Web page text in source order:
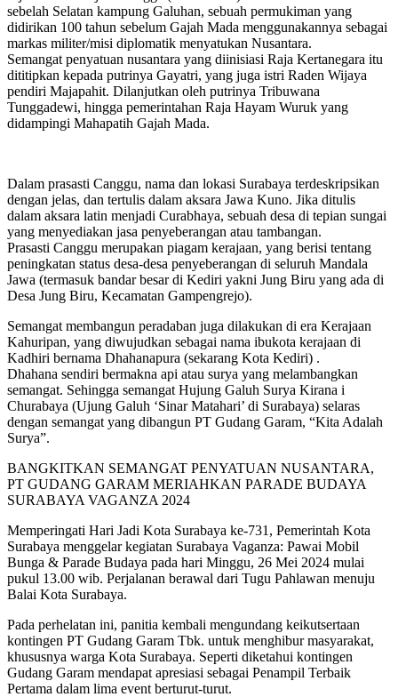
sebelah Selatan kampung Galuhan, sebuah permukiman yang
didirikan 100 tahun sebelum Gajah Mada menggunakannya sebagai
markas militer/misi diplomatik menyatukan Nusantara.
Semangat penyatuan nusantara yang diinisiasi Raja Kertanegara itu
dititipkan kepada putrinya Gayatri, yang juga istri Raden Wijaya
pendiri Majapahit. Dilanjutkan oleh putrinya Tribuwana
Tunggadewi, hingga pemerintahan Raja Hayam Wuruk yang
didampingi Mahapatih Gajah Mada.
Dalam prasasti Canggu, nama dan lokasi Surabaya terdeskripsikan
dengan jelas, dan tertulis dalam aksara Jawa Kuno. Jika ditulis
dalam aksara latin menjadi Curabhaya, sebuah desa di tepian sungai
yang menyediakan jasa penyeberangan atau tambangan.
Prasasti Canggu merupakan piagam kerajaan, yang berisi tentang
peningkatan status desa-desa penyeberangan di seluruh Mandala
Jawa (termasuk bandar besar di Kediri yakni Jung Biru yang ada di
Desa Jung Biru, Kecamatan Gampengrejo).
Semangat membangun peradaban juga dilakukan di era Kerajaan
Kahuripan, yang diwujudkan sebagai nama ibukota kerajaan di
Kadhiri bernama Dhahanapura (sekarang Kota Kediri) .
Dhahana sendiri bermakna api atau surya yang melambangkan
semangat. Sehingga semangat Hujung Galuh Surya Kirana i
Churabaya (Ujung Galuh ‘Sinar Matahari’ di Surabaya) selaras
dengan semangat yang dibangun PT Gudang Garam, “Kita Adalah
Surya”.
BANGKITKAN SEMANGAT PENYATUAN NUSANTARA,
PT GUDANG GARAM MERIAHKAN PARADE BUDAYA
SURABAYA VAGANZA 2024
Memperingati Hari Jadi Kota Surabaya ke-731, Pemerintah Kota
Surabaya menggelar kegiatan Surabaya Vaganza: Pawai Mobil
Bunga & Parade Budaya pada hari Minggu, 26 Mei 2024 mulai
pukul 13.00 wib. Perjalanan berawal dari Tugu Pahlawan menuju
Balai Kota Surabaya.
Pada perhelatan ini, panitia kembali mengundang keikutsertaan
kontingen PT Gudang Garam Tbk. untuk menghibur masyarakat,
khususnya warga Kota Surabaya. Seperti diketahui kontingen
Gudang Garam mendapat apresiasi sebagai Penampil Terbaik
Pertama dalam lima event berturut-turut.